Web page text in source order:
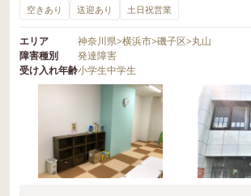
空きあり 送迎あり 土日祝営業
エリア 神奈川県>横浜市>磯子区>丸山
障害種別
発達障害
受け入れ年齢小学生中学生